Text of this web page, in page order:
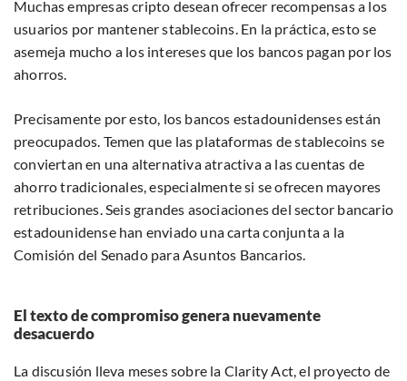
Muchas empresas cripto desean ofrecer recompensas a los
usuarios por mantener stablecoins. En la práctica, esto se
asemeja mucho a los intereses que los bancos pagan por los
ahorros.
Precisamente por esto, los bancos estadounidenses están
preocupados. Temen que las plataformas de stablecoins se
conviertan en una alternativa atractiva a las cuentas de
ahorro tradicionales, especialmente si se ofrecen mayores
retribuciones. Seis grandes asociaciones del sector bancario
estadounidense han enviado una carta conjunta a la
Comisión del Senado para Asuntos Bancarios.
El texto de compromiso genera nuevamente
desacuerdo
La discusión lleva meses sobre la Clarity Act, el proyecto de